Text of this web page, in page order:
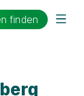
finden